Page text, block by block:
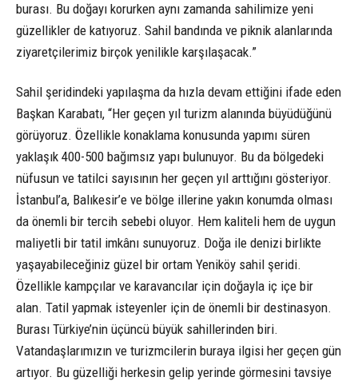
burası. Bu doğayı korurken aynı zamanda sahilimize yeni
güzellikler de katıyoruz. Sahil bandında ve piknik alanlarında
ziyaretçilerimiz birçok yenilikle karşılaşacak.”
Sahil şeridindeki yapılaşma da hızla devam ettiğini ifade eden
Başkan Karabatı, “Her geçen yıl turizm alanında büyüdüğünü
görüyoruz. Özellikle konaklama konusunda yapımı süren
yaklaşık 400-500 bağımsız yapı bulunuyor. Bu da bölgedeki
nüfusun ve tatilci sayısının her geçen yıl arttığını gösteriyor.
İstanbul’a, Balıkesir’e ve bölge illerine yakın konumda olması
da önemli bir tercih sebebi oluyor. Hem kaliteli hem de uygun
maliyetli bir tatil imkânı sunuyoruz. Doğa ile denizi birlikte
yaşayabileceğiniz güzel bir ortam Yeniköy sahil şeridi.
Özellikle kampçılar ve karavancılar için doğayla iç içe bir
alan. Tatil yapmak isteyenler için de önemli bir destinasyon.
Burası Türkiye’nin üçüncü büyük sahillerinden biri.
Vatandaşlarımızın ve turizmcilerin buraya ilgisi her geçen gün
artıyor. Bu güzelliği herkesin gelip yerinde görmesini tavsiye